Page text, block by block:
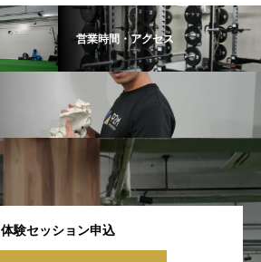
営業時間・アクセス
体験セッション申込